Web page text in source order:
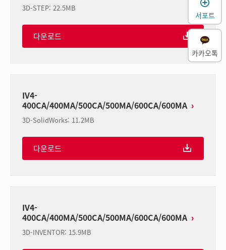
3D-STEP: 22.5MB
다운로드
IV4-
400CA/400MA/500CA/500MA/600CA/600MA
3D-SolidWorks: 11.2MB
다운로드
IV4-
400CA/400MA/500CA/500MA/600CA/600MA
3D-INVENTOR: 15.9MB
서포트
카카오톡